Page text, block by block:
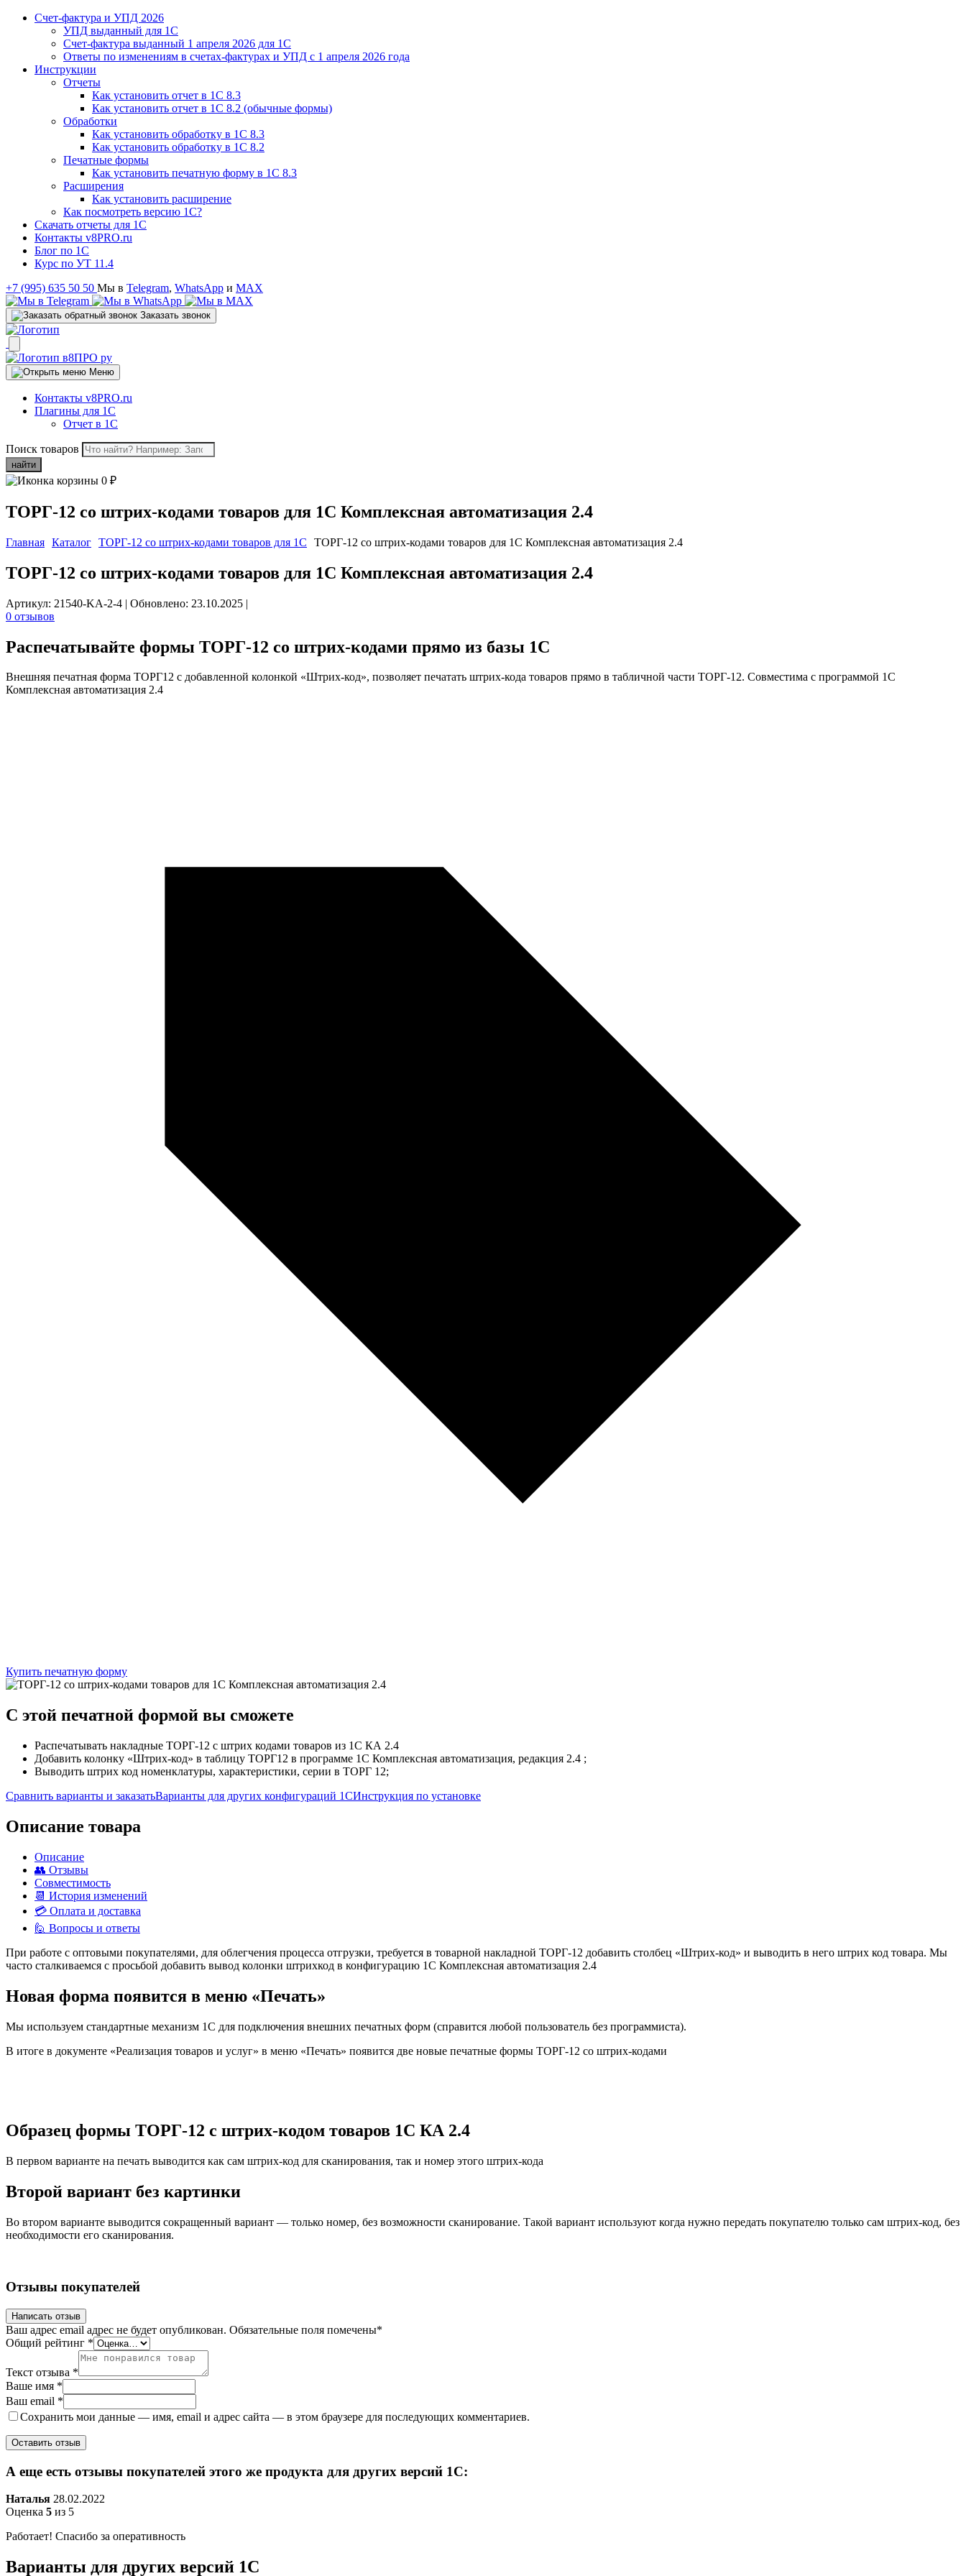
Счет-фактура и УПД 2026
УПД выданный для 1C
Счет-фактура выданный 1 апреля 2026 для 1C
Ответы по изменениям в счетах-фактурах и УПД с 1 апреля 2026 года
Инструкции
Отчеты
Как установить отчет в 1С 8.3
Как установить отчет в 1С 8.2 (обычные формы)
Обработки
Как установить обработку в 1С 8.3
Как установить обработку в 1С 8.2
Печатные формы
Как установить печатную форму в 1С 8.3
Расширения
Как установить расширение
Как посмотреть версию 1С?
Скачать отчеты для 1С
Контакты v8PRO.ru
Блог по 1С
Курс по УТ 11.4
+7 (995) 635 50 50 Мы в Telegram, WhatsApp и MAX
Заказать звонок
Меню
Контакты v8PRO.ru
Плагины для 1С
Отчет в 1С
Поиск товаров
найти
0 ₽
ТОРГ-12 со штрих-кодами товаров для 1С Комплексная автоматизация 2.4
Главная Каталог ТОРГ-12 со штрих-кодами товаров для 1C ТОРГ-12 со штрих-кодами товаров для 1С Комплексная автоматизация 2.4
ТОРГ-12 со штрих-кодами товаров для 1С Комплексная автоматизация 2.4
Артикул: 21540-KA-2-4 | Обновлено: 23.10.2025 |
0 отзывов
Распечатывайте формы ТОРГ-12 со штрих-кодами прямо из базы 1С
Внешняя печатная форма ТОРГ12 с добавленной колонкой «Штрих-код», позволяет печатать штрих-кода товаров прямо в табличной части ТОРГ-12. Совместима с программой 1С
Комплексная автоматизация 2.4
Купить печатную форму
C этой печатной формой вы сможете
Распечатывать накладные ТОРГ-12 с штрих кодами товаров из 1С КА 2.4
Добавить колонку «Штрих-код» в таблицу ТОРГ12 в программе 1C Комплексная автоматизация, редакция 2.4 ;
Выводить штрих код номенклатуры, характеристики, серии в ТОРГ 12;
Сравнить варианты и заказатьВарианты для других конфигураций 1СИнструкция по установке
Описание товара
Описание
👥 Отзывы
Совместимость
📆 История изменений
💳 Оплата и доставка
🙋 Вопросы и ответы
При работе с оптовыми покупателями, для облегчения процесса отгрузки, требуется в товарной накладной ТОРГ-12 добавить столбец «Штрих-код» и выводить в него штрих код товара. Мы
часто сталкиваемся с просьбой добавить вывод колонки штрихкод в конфигурацию 1C Комплексная автоматизация 2.4
Новая форма появится в меню «Печать»
Мы используем стандартные механизм 1С для подключения внешних печатных форм (справится любой пользователь без программиста).
В итоге в документе «Реализация товаров и услуг» в меню «Печать» появится две новые печатные формы ТОРГ-12 со штрих-кодами
Образец формы ТОРГ-12 с штрих-кодом товаров 1С КА 2.4
В первом варианте на печать выводится как сам штрих-код для сканирования, так и номер этого штрих-кода
Второй вариант без картинки
Во втором варианте выводится сокращенный вариант — только номер, без возможности сканирование. Такой вариант используют когда нужно передать покупателю только сам штрих-код, без
необходимости его сканирования.
Отзывы покупателей
Написать отзыв
Ваш адрес email адрес не будет опубликован. Обязательные поля помечены*
Общий рейтинг *
Текст отзыва *
Ваше имя *
Ваш email *
Сохранить мои данные — имя, email и адрес сайта — в этом браузере для последующих комментариев.
А еще есть отзывы покупателей этого же продукта для других версий 1С:
Наталья 28.02.2022
Оценка 5 из 5
Работает! Спасибо за оперативность
Варианты для других версий 1С